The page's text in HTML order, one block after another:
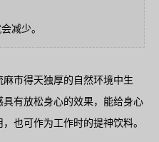
减少。
市得天独厚的自然环境中生
有放松身心的效果，能给身心
也可作为工作时的提神饮料。